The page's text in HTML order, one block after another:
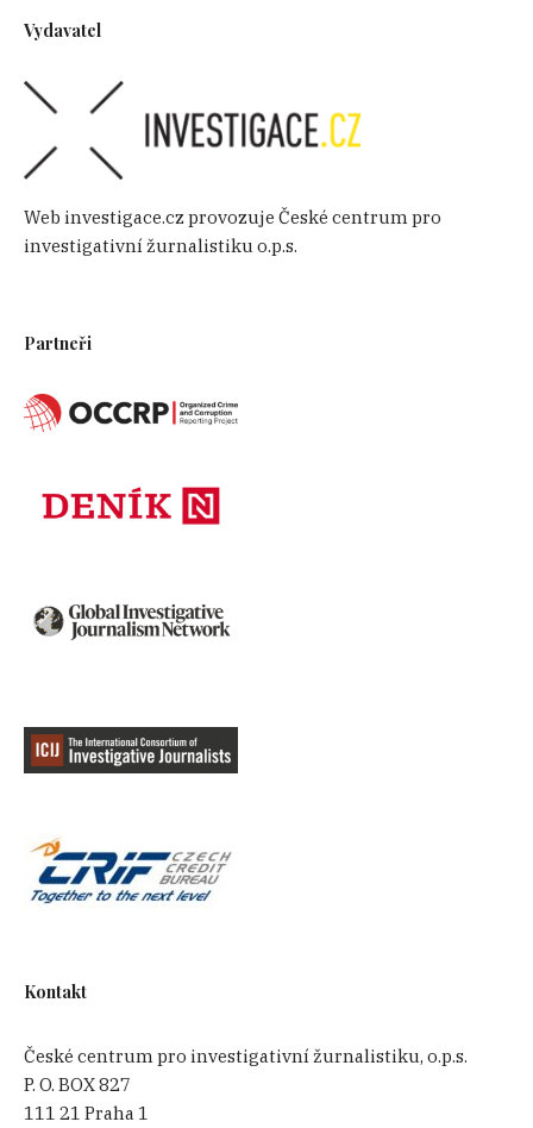
Vydavatel
Web investigace.cz provozuje České centrum pro
investigativní žurnalistiku o.p.s.
Partneři
Kontakt
České centrum pro investigativní žurnalistiku, o.p.s.
P. O. BOX 827
111 21 Praha 1